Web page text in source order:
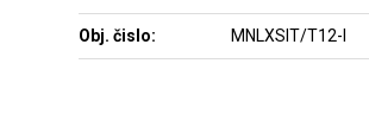
Obj. čislo: MNLXSIT/T12-I